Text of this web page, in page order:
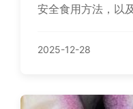
安全食用方法，以
2025-12-28